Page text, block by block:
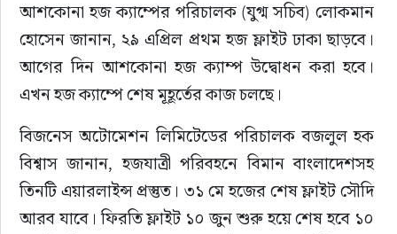
আশকোনা হজ ক্যাম্পের পরিচালক (যুগ্ম সচিব) লোকমান
হোসেন জানান, ২৯ এপ্রিল প্রথম হজ ফ্লাইট ঢাকা ছাড়বে।
আগের দিন আশকোনা হজ ক্যাম্প উদ্বোধন করা হবে।
এখন হজ ক্যাম্পে শেষ মূহূর্তের কাজ চলছে।
বিজনেস অটোমেশন লিমিটেডের পরিচালক বজলুল হক
বিশ্বাস জানান, হজযাত্রী পরিবহনে বিমান বাংলাদেশসহ
তিনটি এয়ারলাইন্স প্রস্তুত। ৩১ মে হজের শেষ ফ্লাইট সৌদি
আরব যাবে। ফিরতি ফ্লাইট ১০ জুন শুরু হয়ে শেষ হবে ১০